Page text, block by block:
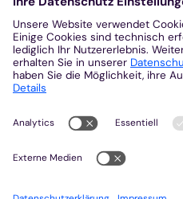
Wir möchten Ihnen ein
Dazu verwenden wir Cookies,
Website notwendig sind. Mit
auch Cookies und andere
externer Inhalte (Videos
Soundcloud, Karten über
Statistikzwecken genutzt
beachten Sie, dass auf Basis
Weitere Informationen und die
Einwillung finden Sie in unserer